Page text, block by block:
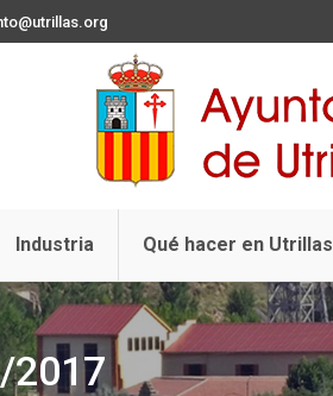
Industria Qué hacer en Utrillas
2017